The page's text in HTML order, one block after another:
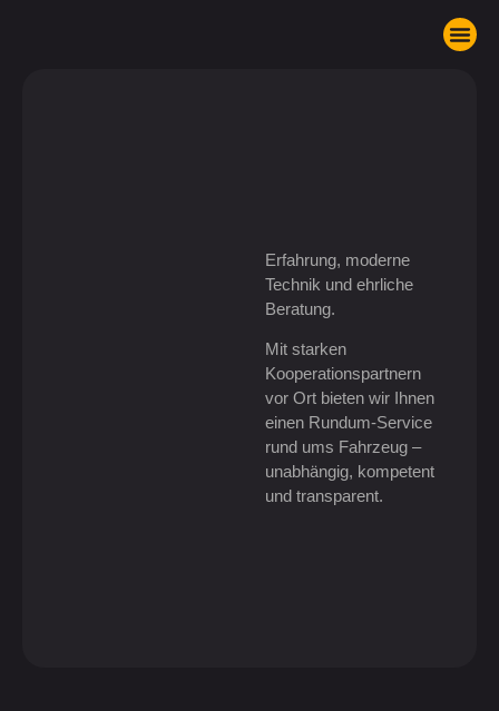
Erfahrung, moderne
Technik und ehrliche
Beratung.
Mit starken
Kooperationspartnern
vor Ort bieten wir Ihnen
einen Rundum-Service
rund ums Fahrzeug –
unabhängig, kompetent
und transparent.